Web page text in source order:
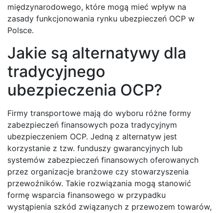
międzynarodowego, które mogą mieć wpływ na
zasady funkcjonowania rynku ubezpieczeń OCP w
Polsce.
Jakie są alternatywy dla
tradycyjnego
ubezpieczenia OCP?
Firmy transportowe mają do wyboru różne formy
zabezpieczeń finansowych poza tradycyjnym
ubezpieczeniem OCP. Jedną z alternatyw jest
korzystanie z tzw. funduszy gwarancyjnych lub
systemów zabezpieczeń finansowych oferowanych
przez organizacje branżowe czy stowarzyszenia
przewoźników. Takie rozwiązania mogą stanowić
formę wsparcia finansowego w przypadku
wystąpienia szkód związanych z przewozem towarów,